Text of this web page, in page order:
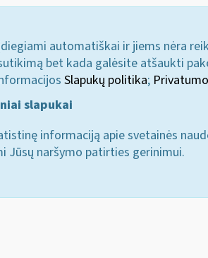
automatiškai ir jiems nėra
bet kada galėsite atšaukti
Slapukų politika;
slapukai
informaciją apie svetainės
Jūsų naršymo patirties gerinimui.